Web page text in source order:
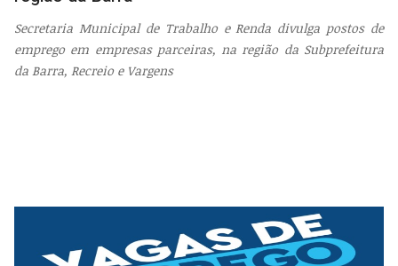
Secretaria Municipal de Trabalho e Renda divulga postos de
emprego em empresas parceiras, na região da Subprefeitura
da Barra, Recreio e Vargens